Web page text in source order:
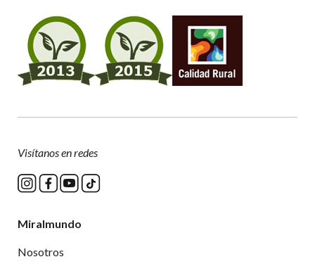
Visítanos en redes
Miralmundo
Nosotros